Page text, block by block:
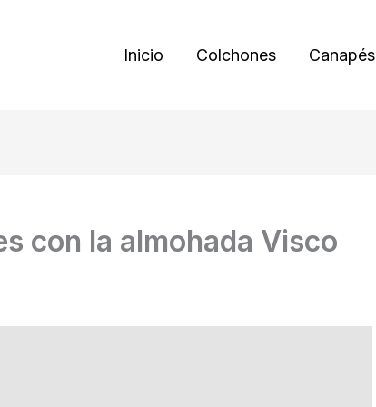
Inicio Colchones Canapés
con la almohada Visco